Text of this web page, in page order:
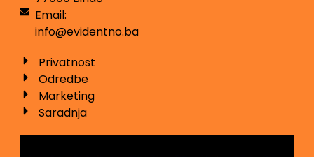
Email:
info@evidentno.ba
Privatnost
Odredbe
Marketing
Saradnja